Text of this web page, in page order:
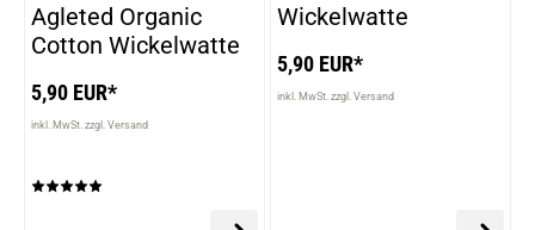
Agleted Organic
Cotton Wickelwatte
5,90 EUR*
inkl. MwSt. zzgl. Versand
Wickelwatte
5,90 EUR*
inkl. MwSt. zzgl. Versand